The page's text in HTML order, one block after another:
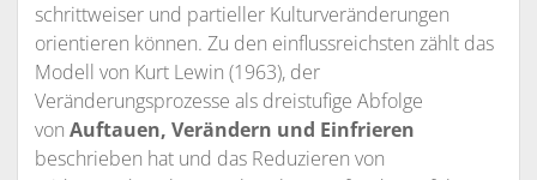
schrittweiser und partieller Kulturveränderungen
orientieren können. Zu den einflussreichsten zählt das
Modell von Kurt Lewin (1963), der
Veränderungsprozesse als dreistufige Abfolge
von Auftauen, Verändern und Einfrieren
beschrieben hat und das Reduzieren von